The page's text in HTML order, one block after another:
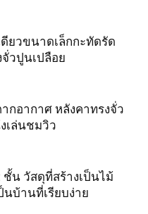
ยวขนาดเล็กกะทัดรัด
วปูนเปลือย
กอากาศ หลังคาทรงจั่ว
เล่นชมวิว
น วัสดุที่สร้างเป็นไม้
นบ้านที่เรียบง่าย